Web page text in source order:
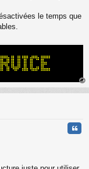
le temps que
au